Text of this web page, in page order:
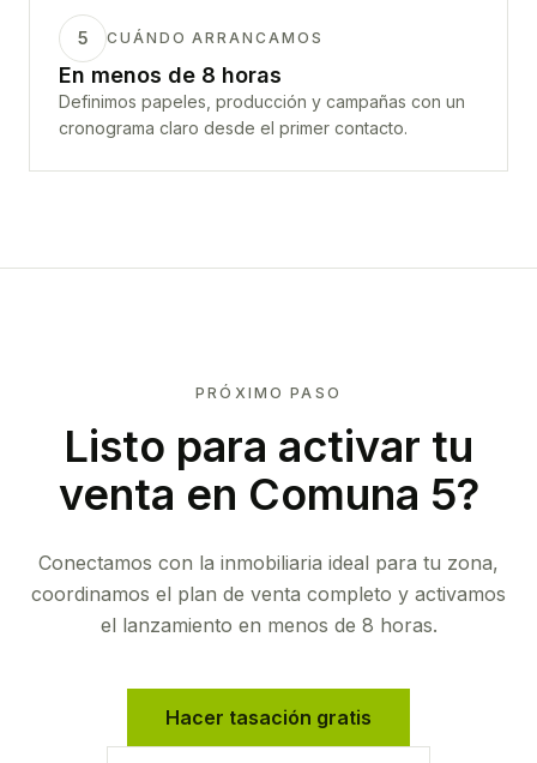
5 CUÁNDO ARRANCAMOS
En menos de 8 horas
Definimos papeles, producción y campañas con un
cronograma claro desde el primer contacto.
PRÓXIMO PASO
Listo para activar tu
venta en Comuna 5?
Conectamos con la inmobiliaria ideal para tu zona,
coordinamos el plan de venta completo y activamos
el lanzamiento en menos de 8 horas.
Hacer tasación gratis